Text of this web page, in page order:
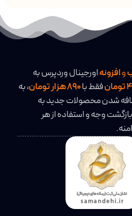
وافزونهاورجینال وردپرس به
فقط با
، به
شدن محصولات جدید به
وجه و استفاده از هر